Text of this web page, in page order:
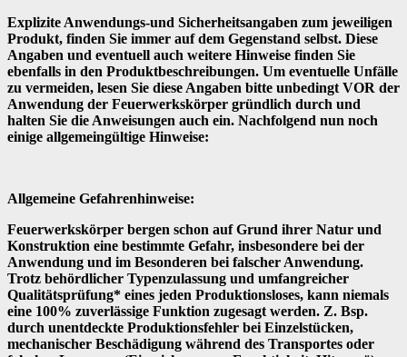
Explizite Anwendungs-und Sicherheitsangaben zum jeweiligen
Produkt, finden Sie immer auf dem Gegenstand selbst. Diese
Angaben und eventuell auch weitere Hinweise finden Sie
ebenfalls in den Produktbeschreibungen. Um eventuelle Unfälle
zu vermeiden, lesen Sie diese Angaben bitte unbedingt VOR der
Anwendung der Feuerwerkskörper gründlich durch und
halten Sie die Anweisungen auch ein. Nachfolgend nun noch
einige allgemeingültige Hinweise:
Allgemeine Gefahrenhinweise:
Feuerwerkskörper bergen schon auf Grund ihrer Natur und
Konstruktion eine bestimmte Gefahr, insbesondere bei der
Anwendung und im Besonderen bei falscher Anwendung.
Trotz behördlicher Typenzulassung und umfangreicher
Qualitätsprüfung* eines jeden Produktionsloses, kann niemals
eine 100% zuverlässige Funktion zugesagt werden. Z. Bsp.
durch unentdeckte Produktionsfehler bei Einzelstücken,
mechanischer Beschädigung während des Transportes oder